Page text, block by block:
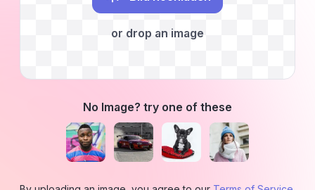
or drop an image
No Image? try one of these